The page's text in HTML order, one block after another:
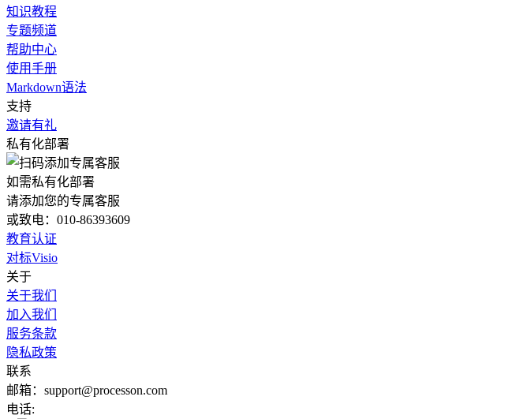
知识教程
专题频道
帮助中心
使用手册
Markdown语法
支持
邀请有礼
私有化部署
如需私有化部署
请添加您的专属客服
或致电：010-86393609
教育认证
对标Visio
关于
关于我们
加入我们
服务条款
隐私政策
联系
邮箱：support@processon.com
电话: